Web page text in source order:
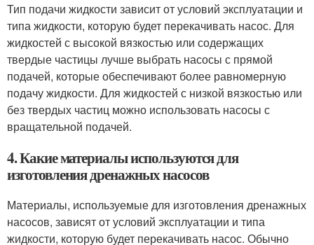
Тип подачи жидкости зависит от условий эксплуатации и
типа жидкости, которую будет перекачивать насос. Для
жидкостей с высокой вязкостью или содержащих
твердые частицы лучше выбрать насосы с прямой
подачей, которые обеспечивают более равномерную
подачу жидкости. Для жидкостей с низкой вязкостью или
без твердых частиц можно использовать насосы с
вращательной подачей.
4. Какие материалы используются для
изготовления дренажных насосов
Материалы, используемые для изготовления дренажных
насосов, зависят от условий эксплуатации и типа
жидкости, которую будет перекачивать насос. Обычно